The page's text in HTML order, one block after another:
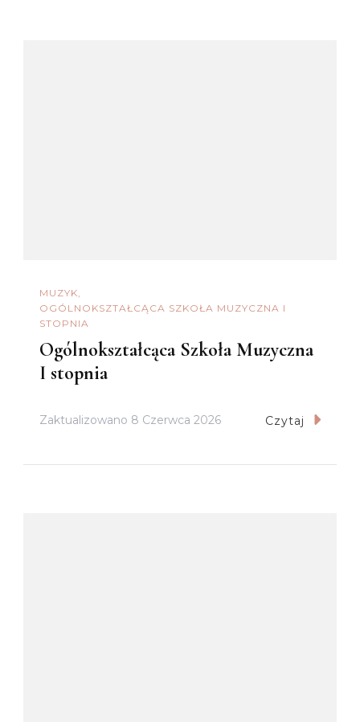
MUZYK
OGÓLNOKSZTAŁCĄCA SZKOŁA MUZYCZNA I
STOPNIA
Ogólnokształcąca Szkoła Muzyczna
I stopnia
Zaktualizowano 8 Czerwca 2026 Czytaj